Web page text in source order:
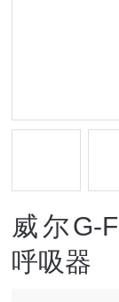
威尔G-
呼吸器